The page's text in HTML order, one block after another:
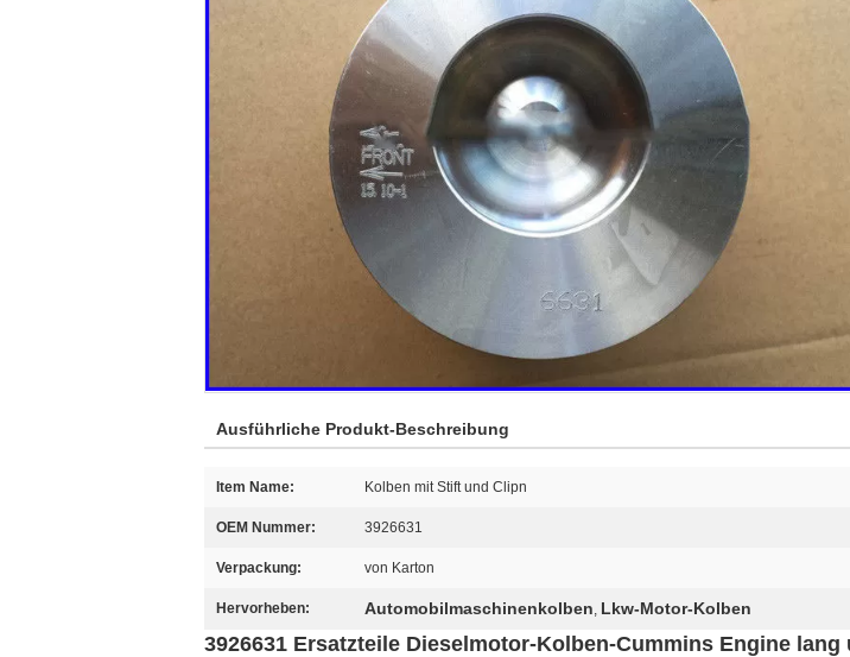
Ausführliche Produkt-Beschreibung
Item Name: Kolben mit Stift und Clipn
OEM Nummer: 3926631
Verpackung: von Karton
Hervorheben: Automobilmaschinenkolben, Lkw-Motor-Kolben
3926631 Ersatzteile Dieselmotor-Kolben-Cummins Engine